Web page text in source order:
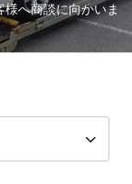
様へ商談に向かいま